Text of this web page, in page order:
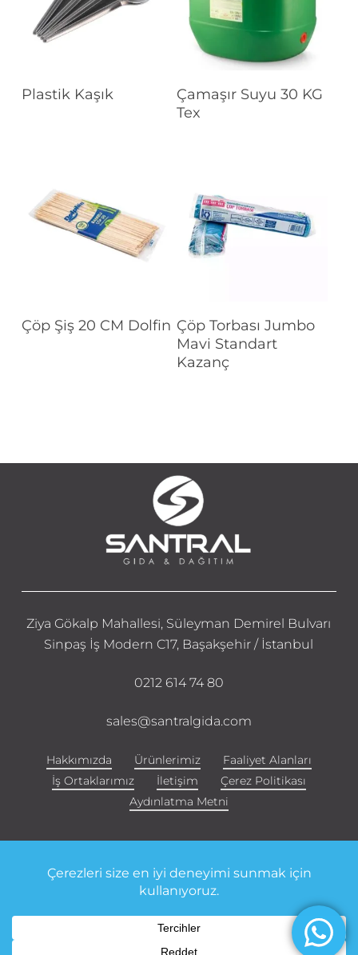
Devamını Oku
Plastik Kaşık Devamını Oku
Çamaşır Suyu 30 KG
Tex
Devamını Oku
Çöp Şiş 20 CM Dolfin Devamını Oku
Çöp Torbası Jumbo
Mavi Standart
Kazanç
Ziya Gökalp Mahallesi, Süleyman Demirel Bulvarı
Sinpaş İş Modern C17, Başakşehir / İstanbul
0212 614 74 80
sales@santralgida.com
Hakkımızda Ürünlerimiz
Faaliyet Alanları
İş Ortaklarımız
İletişim
Çerez Politikası
Aydınlatma Metni